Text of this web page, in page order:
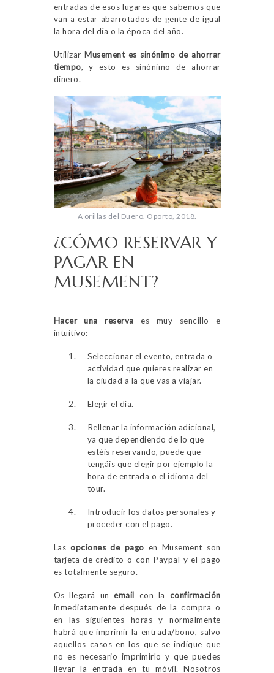
entradas de esos lugares que sabemos que
van a estar abarrotados de gente de igual
la hora del día o la época del año.
Utilizar Musement es sinónimo de ahorrar
tiempo, y esto es sinónimo de ahorrar
dinero.
A orillas del Duero. Oporto, 2018.
¿CÓMO RESERVAR Y
PAGAR EN
MUSEMENT?
Hacer una reserva es muy sencillo e
intuitivo:
Seleccionar el evento, entrada o
actividad que quieres realizar en
la ciudad a la que vas a viajar.
Elegir el día.
Rellenar la información adicional,
ya que dependiendo de lo que
estéis reservando, puede que
tengáis que elegir por ejemplo la
hora de entrada o el idioma del
tour.
Introducir los datos personales y
proceder con el pago.
Lasopciones de pago en Musement son
tarjeta de crédito o con Paypal y el pago
es totalmente seguro.
Os llegará unemail con la confirmación
inmediatamente después de la compra o
en las siguientes horas y normalmente
habrá que imprimir la entrada/bono, salvo
aquellos casos en los que se indique que
no es necesario imprimirlo y que puedes
llevar la entrada en tu móvil. Nosotros